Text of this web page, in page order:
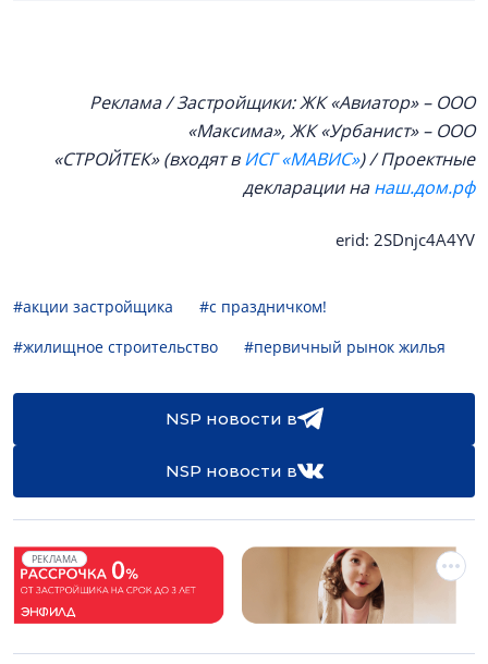
Реклама / Застройщики: ЖК «Авиатор» – ООО
«Максима», ЖК «Урбанист» – ООО
«СТРОЙТЕК» (входят вИСГ «МАВИС») / Проектные
декларации нанаш.дом.рф
erid: 2SDnjc4A4YV
#акции застройщика
#с праздничком!
#жилищное строительство
#первичный рынок жилья
NSP новости в
NSP новости в
РЕКЛАМА